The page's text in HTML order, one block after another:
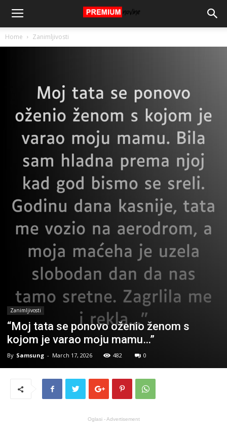
Home Zanimljivosti
Zanimljivosti
“Moj tata se ponovo oženio ženom s
kojom je varao moju mamu…”
By Samsung - March 17, 2026 482 0
Oglasi - Advertisement